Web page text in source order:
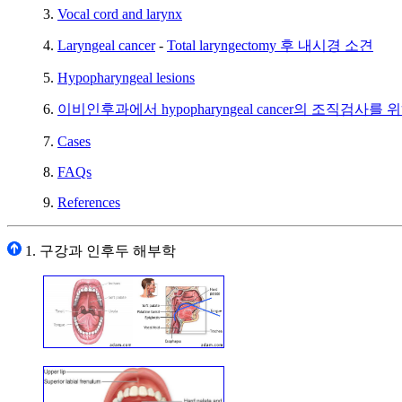
3. Vocal cord and larynx
4. Laryngeal cancer- Total laryngectomy 후 내시경 소견
5. Hypopharyngeal lesions
6. 이비인후과에서 hypopharyngeal cancer의 조직검사를
7. Cases
8. FAQs
9. References
1. 구강과 인후두 해부학